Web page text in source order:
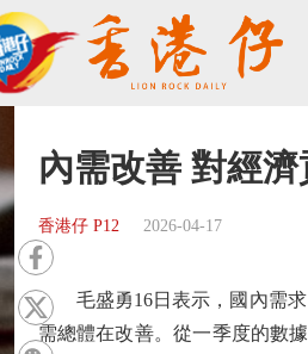
內需改善 對經
香港仔 P12 2026-04-17
毛盛勇16日表示，國內需求的
需總體在改善。從一季度的數